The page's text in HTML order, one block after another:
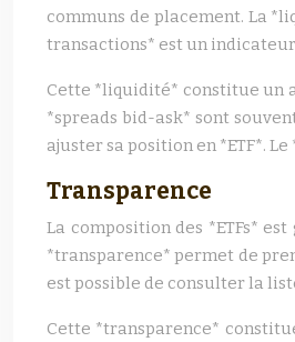
communs de placement. La
transactions* est un
Cette *liquidité* constitue un
*spreads bid-ask* sont
ajuster sa position en *ETF*.
Transparence
La composition des *ETFs*
*transparence* permet de
est possible de consulter la
Cette *transparence*